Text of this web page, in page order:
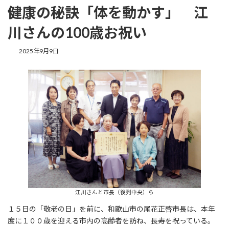
健康の秘訣「体を動かす」 江
川さんの100歳お祝い
2025年9月9日
江川さんと市長（後列中央）ら
１５日の「敬老の日」を前に、和歌山市の尾花正啓市長は、本年
度に１００歳を迎える市内の高齢者を訪ね、長寿を祝っている。